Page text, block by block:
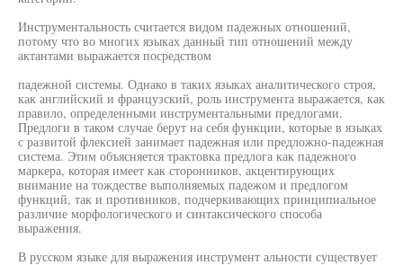
Инструментальность считается видом падежных отношений,
потому что во многих языках данный тип отношений между
актантами выражается посредством
падежной системы. Однако в таких языках аналитического строя,
как английский и французский, роль инструмента выражается, как
правило, определенными инструментальными предлогами.
Предлоги в таком случае берут на себя функции, которые в языках
с развитой флексией занимает падежная или предложно-падежная
система. Этим объясняется трактовка предлога как падежного
маркера, которая имеет как сторонников, акцентирующих
внимание на тождестве выполняемых падежом и предлогом
функций, так и противников, подчеркивающих принципиальное
различие морфологического и синтаксического способа
выражения.
В русском языке для выражения инструмент альности существует